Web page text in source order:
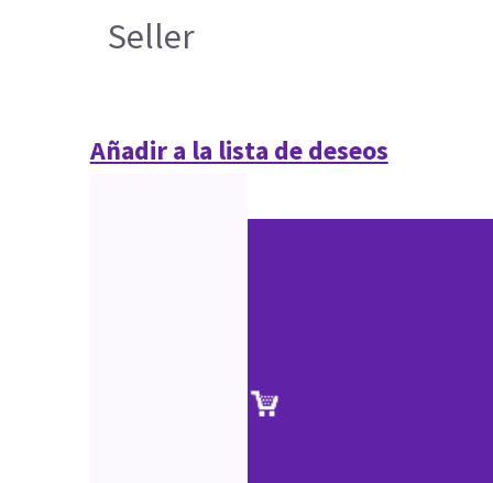
Seller
Añadir a la lista de deseos